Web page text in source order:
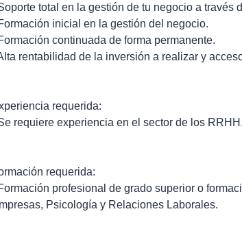
total en la gestión de tu negocio a través
inicial en la gestión del negocio.
continuada de forma permanente.
rentabilidad de la inversión a realizar y
requerida:
requiere experiencia en el sector de los RRHH.
requerida:
profesional de grado superior o
Psicología y Relaciones Laborales.